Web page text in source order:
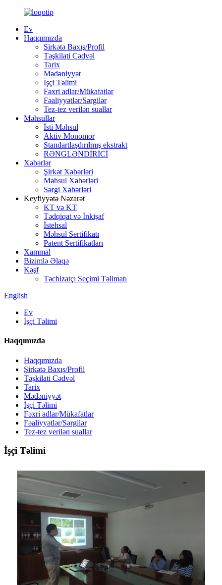
Ev
Haqqımızda
Şirkətə Baxış/Profil
Təşkilati Cədvəl
Tarix
Mədəniyyət
İşçi Təlimi
Fəxri adlar/Mükafatlar
Fəaliyyətlər/Sərgilər
Tez-tez verilən suallar
Məhsullar
İsti Məhsul
Aktiv Monomor
Standartlaşdırılmış ekstrakt
RƏNGLƏNDİRİCİ
Xəbərlər
Şirkət Xəbərləri
Məhsul Xəbərləri
Sərgi Xəbərləri
Keyfiyyətə Nəzarət
KT və KT
Tədqiqat və İnkişaf
İstehsal
Məhsul Sertifikatı
Patent Sertifikatları
Xammal
Bizimlə Əlaqə
Kəşf
Təchizatçı Seçimi Təlimatı
English
Ev
İşçi Təlimi
Haqqımızda
Haqqımızda
Şirkətə Baxış/Profil
Təşkilati Cədvəl
Tarix
Mədəniyyət
İşçi Təlimi
Fəxri adlar/Mükafatlar
Fəaliyyətlər/Sərgilər
Tez-tez verilən suallar
İşçi Təlimi